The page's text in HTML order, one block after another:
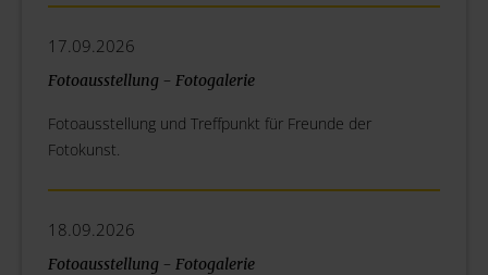
17.09.2026
Fotoausstellung - Fotogalerie
Fotoausstellung und Treffpunkt für Freunde der
Fotokunst.
18.09.2026
Fotoausstellung - Fotogalerie